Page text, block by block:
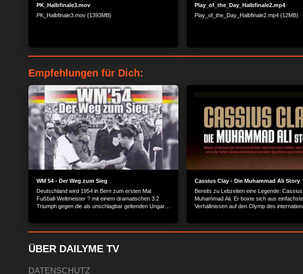
PK_Halbfinale3.mov
PK_Halbfinale3.mov (1393MB)
Play_of_the_Day_Halbfinale2.mp4
Play_of_the_Day_Halbfinale2.mp4 (12MB)
Empfehlungen für Dich:
WM 54 - Der Weg zum Sieg
Deutschland wird 1954 in Bern zum ersten Mal
Fußball-Weltmeister ? mit einem dramatischen 3:2
Triumph gegen die als unschlagbar geltenden Ungarn.
1954.
Cassius Clay - Die Muhammad Ali Story
Bereits zu Lebzeiten eine Legende:
Muhammad Ali. Er boxte sich aus
Verhältnissen auf den Olymp des
ÜBER DAILYME TV
DATENSCHUTZ